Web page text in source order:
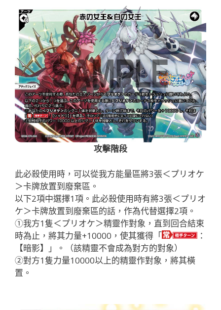
攻擊階段
此必殺使用時，可以從我方能量區將3張＜プリオケ
＞卡牌放置到廢棄區。
以下2項中選擇1項。此必殺使用時有將3張＜プリオ
ケ＞卡牌放置到廢棄區的話，作為代替選擇2項。
①我方1隻＜プリオケ＞精靈作對象，直到回合結束
時為止，將其力量+10000，使其獲得「
：
【暗影】」。（該精靈不會成為對方的對象）
②對方1隻力量10000以上的精靈作對象，將其橫
置。